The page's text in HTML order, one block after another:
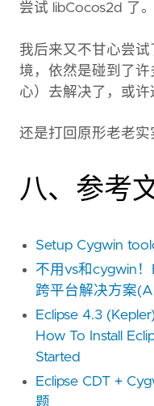
尝试 libCocos2d 了
我后来又不甘心尝试
境，依然是碰到了
心）去解决了，或许
还是打回原形老老实
八、参考
Setup Cygwin
不用vs和cygwin
跨平台解决方案
Eclipse 4.3
How To Install
Started
Eclipse CDT +
题